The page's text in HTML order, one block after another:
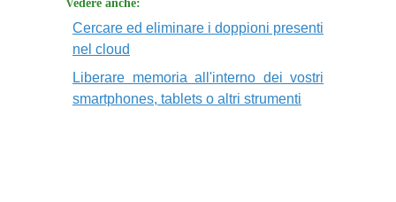
Vedere anche:
Cercare ed eliminare i doppioni presenti
nel cloud
Liberare memoria all'interno dei vostri
smartphones, tablets o altri strumenti